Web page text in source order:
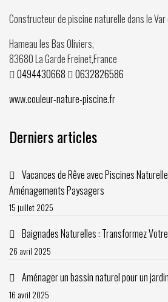
Constructeur de piscine naturelle dans le Var
Hameau les Bas Oliviers,
83680La Garde Freinet,France
0494430668
0632826586
www.couleur-nature-piscine.fr
Derniers articles
Vacances de Rêve avec Piscines
Aménagements Paysagers
15 juillet 2025
Baignades Naturelles : Transformez
26 avril 2025
Aménager un bassin naturel pour un
16 avril 2025